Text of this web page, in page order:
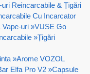
uri Reincarcabile & Țigări
Cu Incarcator
uri »VUSE Go
»Țigări
»Arome VOZOL
Elfa Pro V2 »Capsule